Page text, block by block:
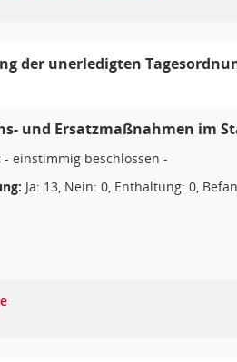
der unerledigten
und Ersatzmaßnahmen im
- einstimmig beschlossen -
Ja: 13, Nein: 0, Enthaltung: 0,